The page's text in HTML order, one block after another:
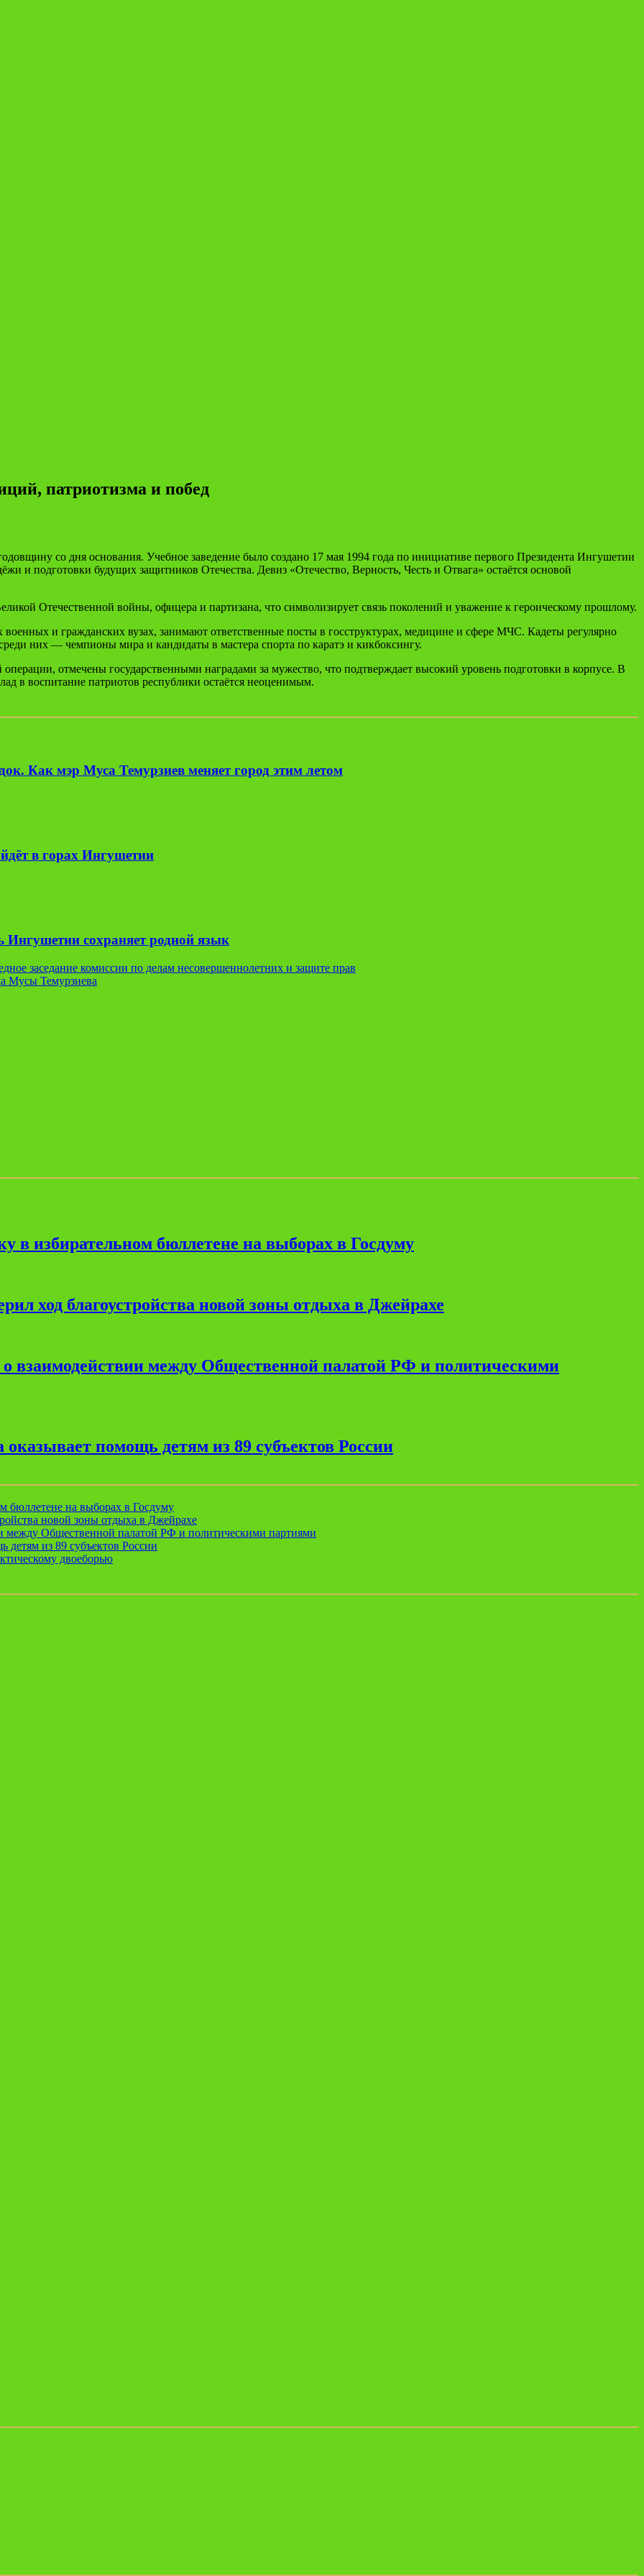
патриотизма и побед
со дня основания. Учебное заведение было создано 17 мая 1994 года по инициативе первого Президента Ингушетии
и подготовки будущих защитников Отечества. Девиз «Отечество, Верность, Честь и Отвага» остаётся основой
Отечественной войны, офицера и партизана, что символизирует связь поколений и уважение к героическому прошлому.
и гражданских вузах, занимают ответственные посты в госструктурах, медицине и сфере МЧС. Кадеты регулярно
них — чемпионы мира и кандидаты в мастера спорта по каратэ и кикбоксингу.
отмечены государственными наградами за мужество, что подтверждает высокий уровень подготовки в корпусе. В
в воспитание патриотов республики остаётся неоценимым.
Как мэр Муса Темурзиев меняет город этим летом
в горах Ингушетии
сохраняет родной язык
заседание комиссии по делам несовершеннолетних и защите прав
Мусы Темурзиева
в избирательном бюллетене на выборах в Госдуму
ход благоустройства новой зоны отдыха в Джейрахе
о взаимодействии между Общественной палатой РФ и политическими
помощь детям из 89 субъектов России
бюллетене на выборах в Госдуму
новой зоны отдыха в Джейрахе
между Общественной палатой РФ и политическими партиями
детям из 89 субъектов России
двоеборью